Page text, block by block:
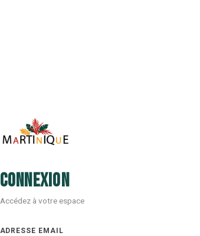
Connexion
Accédez à votre espace
ADRESSE EMAIL